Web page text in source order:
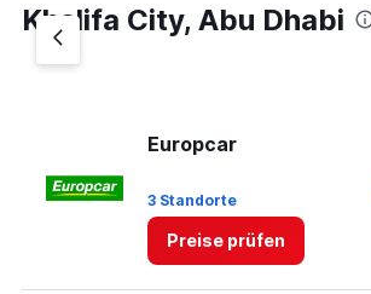
Khalifa City, Abu Dhabi
Europcar
3 Standorte
Preise prüfen